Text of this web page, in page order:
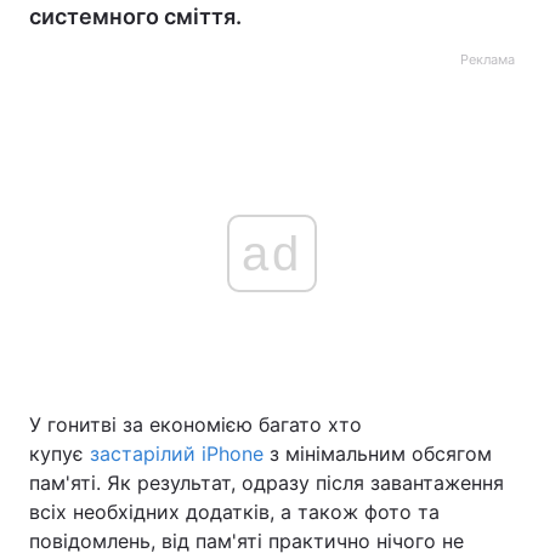
Україна Політика
Економіка Світ
системного сміття.
Реклама
ad
У гонитві за економією багато хто
купує застарілий iPhone з мінімальним обсягом
пам'яті. Як результат, одразу після завантаження
всіх необхідних додатків, а також фото та
повідомлень, від пам'яті практично нічого не